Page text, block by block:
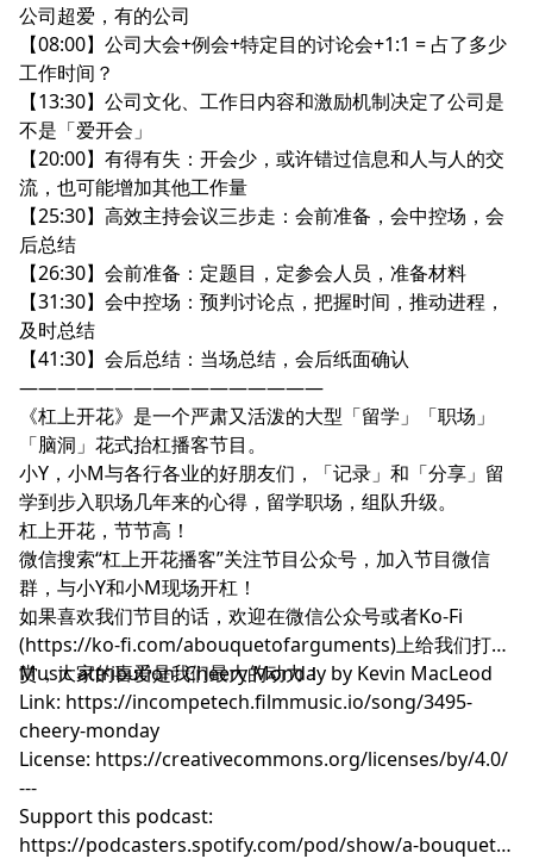
公司超爱，有的公司
【08:00】公司大会+例会+特定目的讨论会+1:1 = 占了多少
工作时间？
【13:30】公司文化、工作日内容和激励机制决定了公司是
不是「爱开会」
【20:00】有得有失：开会少，或许错过信息和人与人的交
流，也可能增加其他工作量
【25:30】高效主持会议三步走：会前准备，会中控场，会
后总结
【26:30】会前准备：定题目，定参会人员，准备材料
【31:30】会中控场：预判讨论点，把握时间，推动进程，
及时总结
【41:30】会后总结：当场总结，会后纸面确认
————————————————
《杠上开花》是一个严肃又活泼的大型「留学」「职场」
「脑洞」花式抬杠播客节目。
小Y，小M与各行各业的好朋友们，「记录」和「分享」留
学到步入职场几年来的心得，留学职场，组队升级。
杠上开花，节节高！
微信搜索“杠上开花播客”关注节目公众号，加入节目微信
群，与小Y和小M现场开杠！
如果喜欢我们节目的话，欢迎在微信公众号或者Ko-Fi
(https://ko-fi.com/abouquetofarguments)上给我们打
赏，大家的喜爱是我们最大的动力！
Music attribution: Cheery Monday by Kevin MacLeod
Link: https://incompetech.filmmusic.io/song/3495-
cheery-monday
License: https://creativecommons.org/licenses/by/4.0/
---
Support this podcast:
https://podcasters.spotify.com/pod/show/a-bouquet-